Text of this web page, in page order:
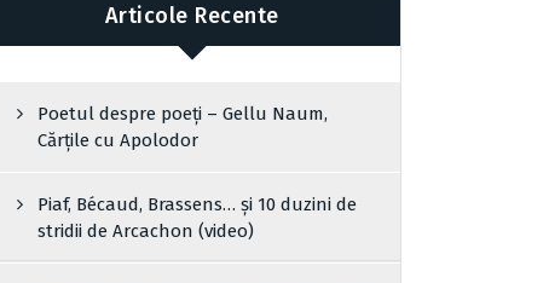
Articole Recente
Poetul despre poeți – Gellu Naum,
Cărțile cu Apolodor
Piaf, Bécaud, Brassens… și 10 duzini de
stridii de Arcachon (video)